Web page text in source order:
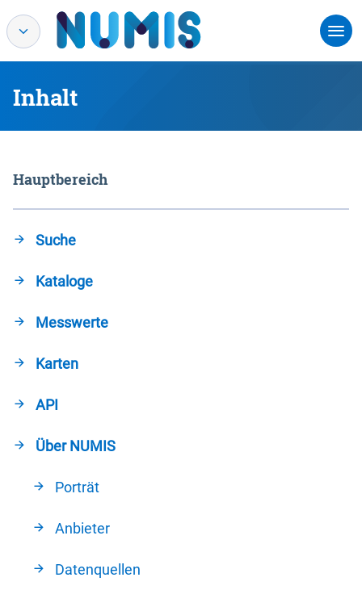
Inhalt
Hauptbereich
Suche
Kataloge
Messwerte
Karten
API
Über NUMIS
Porträt
Anbieter
Datenquellen